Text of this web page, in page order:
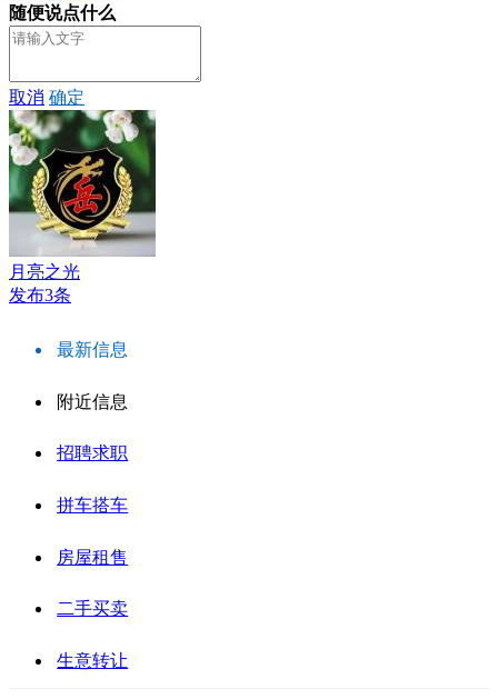
随便说点什么
取消 确定
月亮之光
发布3条
最新信息
附近信息
招聘求职
拼车搭车
房屋租售
二手买卖
生意转让